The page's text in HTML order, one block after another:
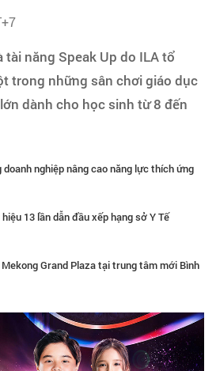
tài năng Speak Up do ILA tổ
trong những sân chơi giáo dục
dành cho học sinh từ 8 đến
doanh nghiệp nâng cao năng lực thích ứng
13 lần dẫn đầu xếp hạng sở Y Tế
Grand Plaza tại trung tâm mới Bình